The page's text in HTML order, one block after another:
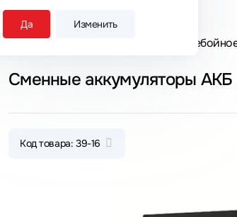
Да Изменить
Главная
Сменные аккумуляторы
Код товара: 39-16